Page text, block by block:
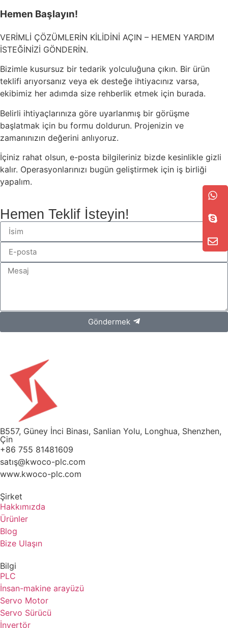
Hemen Başlayın!
VERİMLİ ÇÖZÜMLERİN KİLİDİNİ AÇIN – HEMEN YARDIM
İSTEĞİNİZİ GÖNDERİN.
Bizimle kusursuz bir tedarik yolculuğuna çıkın. Bir ürün
teklifi arıyorsanız veya ek desteğe ihtiyacınız varsa,
ekibimiz her adımda size rehberlik etmek için burada.
Belirli ihtiyaçlarınıza göre uyarlanmış bir görüşme
başlatmak için bu formu doldurun. Projenizin ve
zamanınızın değerini anlıyoruz.
İçiniz rahat olsun, e-posta bilgileriniz bizde kesinlikle gizli
kalır. Operasyonlarınızı bugün geliştirmek için iş birliği
yapalım.
Hemen Teklif İsteyin!
Göndermek
B557, Güney İnci Binası, Sanlian Yolu, Longhua, Shenzhen,
Çin
+86 755 81481609
satış@kwoco-plc.com
www.kwoco-plc.com
Şirket
Hakkımızda
Ürünler
Blog
Bize Ulaşın
Bilgi
PLC
İnsan-makine arayüzü
Servo Motor
Servo Sürücü
İnvertör